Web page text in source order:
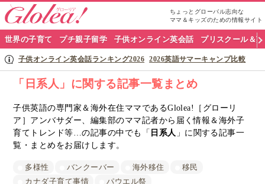
ちょっとグローバル志向な
ママ＆キッズのための情報サイト
グ
ロ
リ
ア
ナ
世界の子育て プチ親子留学 子供オンライン英会話 プリスクール＆
子供オンライン英会話ランキング2026 2026英語サマーキャンプ比較
「日系人」に関する記事一覧まとめ
子供英語の専門家＆海外在住ママであるGlolea!［グローリ
ア］アンバサダー、編集部のママ記者から届く情報＆海外子
育てトレンド等…の記事の中でも「 日系人 」に関する記事一
覧・まとめをお届けします。
多様性 バンクーバー 海外移住
移民
カナダ子育て事情
パウエル祭